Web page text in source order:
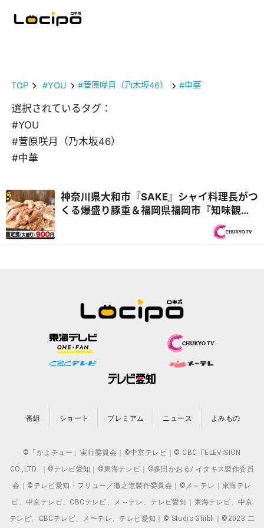
TOP #YOU #菅原咲月（乃木坂46） #中華
選択されているタグ：
#YOU
#菅原咲月（乃木坂46）
#中華
神奈川県大和市『SAKE』シャイ料理長がつ
くる爆盛り豚重＆福岡県福岡市『知味観
（しみかん）』仲良しヤング兄弟！『オモ
番組 ショート プレミアム ニュース よみもの
©「かよチュー」実行委員会｜©中京テレビ｜© CBC TELEVISION
CO.,LTD. ｜©テレビ愛知｜©東海テレビ｜©多田かおる/ イタキス製作委員
会｜©テレビ愛知・フリュー／徹之進製作委員会｜©メ～テレ｜東海テレ
ビ、中京テレビ、CBCテレビ、メ～テレ、テレビ愛知｜東海テレビ、中京
テレビ、CBCテレビ、メ〜テレ、テレビ愛知｜© Studio Ghibli｜©2023 二